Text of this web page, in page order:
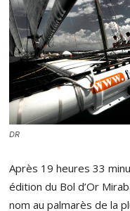
DR
Après 19 heures 33
édition du Bol d’Or
nom au palmarès de la